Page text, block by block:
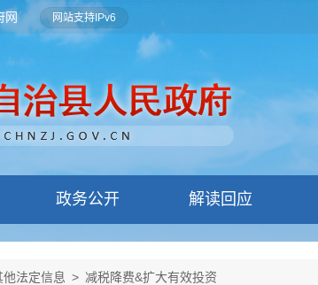
网 网站支持IPv6
政务公开 解读回应
他法定信息 > 减税降费&扩大有效投资